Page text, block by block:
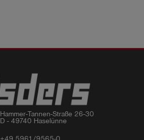
Hammer-Tannen-Straße 26-30
D - 49740 Haselünne
+49 5961/9565-0